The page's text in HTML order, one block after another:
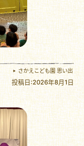
さかえこども園 思い出
投稿日:2026年8月1日